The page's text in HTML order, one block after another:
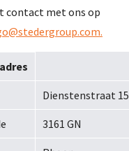
contact met ons op
Dienstenstraat 15
3161 GN